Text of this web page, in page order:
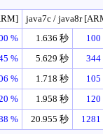
java7c / java8r
% 1.636 秒
100
% 5.629 秒
344
% 1.718 秒
105
% 1.958 秒
120
% 20.955 秒 1281